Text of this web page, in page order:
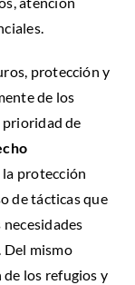
protección y
de los
prioridad de
protección
de tácticas que
Del mismo
los refugios y